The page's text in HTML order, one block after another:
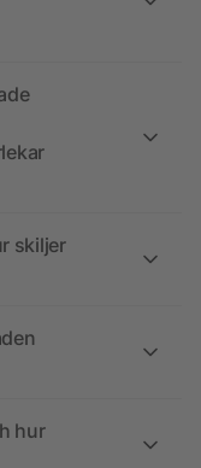
skiljer
hur